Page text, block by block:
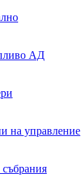
АД
на управление